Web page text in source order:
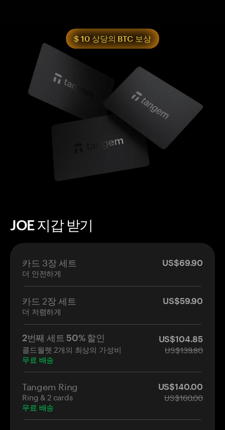
$ 10 상당의 BTC 보상
JOE 지갑 받기
카드 3장 세트
더 안전하게
US$69.90
카드 2장 세트
더 저렴하게
US$59.90
2번째 세트 50% 할인
콜드월렛 2개의 최상의 가성비
무료 배송
US$104.85
US$139.80
Tangem Ring
Ring & 2 cards
무료 배송
US$140.00
US$160.00